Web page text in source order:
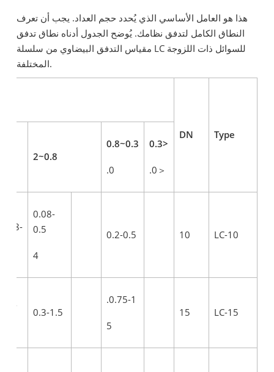
هذا هو العامل الأساسي الذي يُحدد حجم العداد. يجب أن تعرف
النطاق الكامل لتدفق نظامك. يُوضح الجدول أدناه نطاق تدفق
مقياس التدفق البيضاوي من سلسلة LC للسوائل ذات اللزوجة
المختلفة.
Type
DN
<0.3
＜0.
0.3~0.8
0.
0.8~2
LC-10
10
0.2-0.5
0.08-
0.5
4
0.08-
LC-15
15
0.75-1.
5
0.3-1.5
0.3-